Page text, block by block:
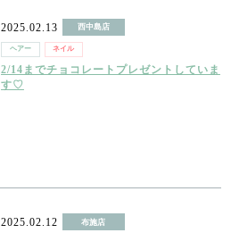
2025.02.13 西中島店
ヘアー ネイル
2/14までチョコレートプレゼントしていま
す♡
2025.02.12 布施店